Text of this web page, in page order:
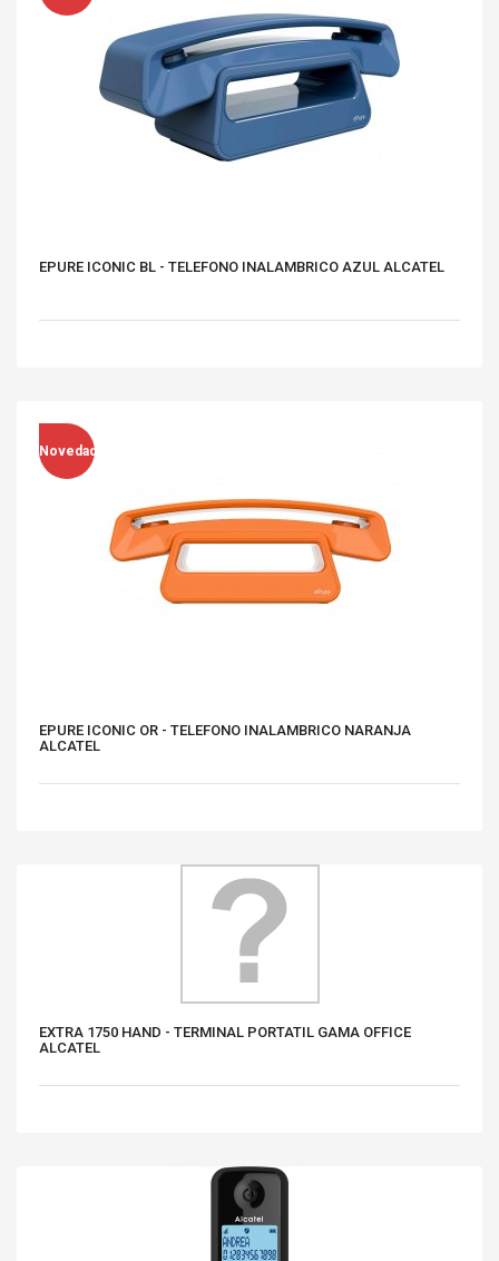
EPURE ICONIC BL - TELEFONO INALAMBRICO AZUL ALCATEL
Novedad
EPURE ICONIC OR - TELEFONO INALAMBRICO NARANJA
ALCATEL
EXTRA 1750 HAND - TERMINAL PORTATIL GAMA OFFICE
ALCATEL